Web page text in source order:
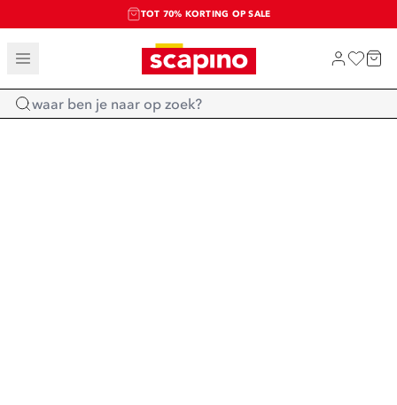
TOT 70% KORTING OP SALE
SALE: LAATSTE KANS!
SHOP NIEUW
Home